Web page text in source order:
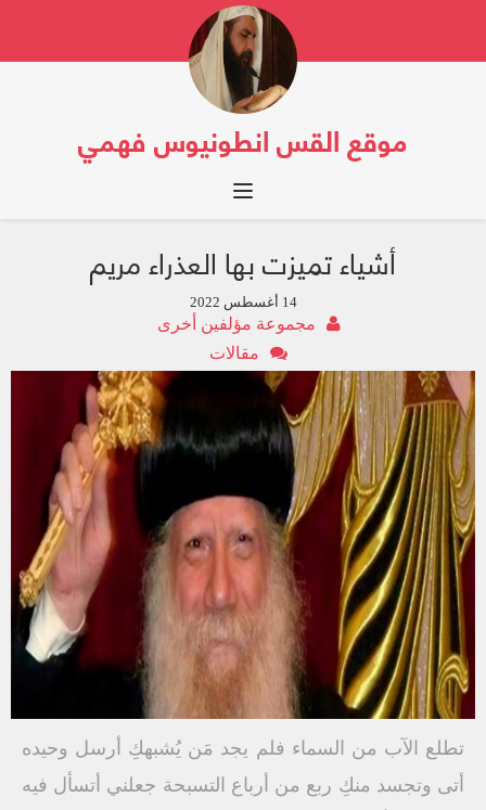
موقع القس انطونيوس فهمي
Toggle navigation
أشياء تميزت بها العذراء مريم
14 أغسطس 2022
مجموعة مؤلفين أخرى
مقالات
تطلع الآب من السماء فلم يجد مَن يُشبهكِ أرسل وحيده
أتى وتجسد منكِ ربع من أرباع التسبحة جعلني أتسأل فيه